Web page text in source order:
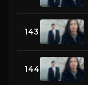
143
144